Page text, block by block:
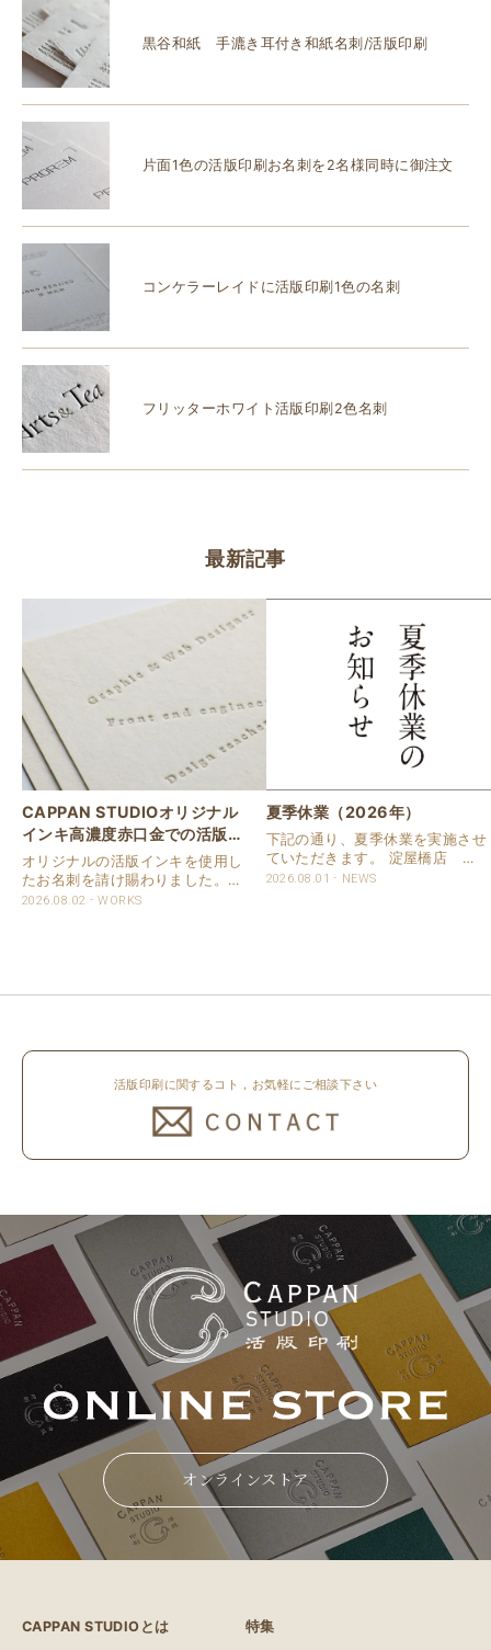
黒谷和紙 手漉き耳付き和紙名刺/活版印刷
片面1色の活版印刷お名刺を2名様同時に御注文
コンケラーレイドに活版印刷1色の名刺
フリッターホワイト活版印刷2色名刺
最新記事
CAPPAN STUDIOオリジナル
インキ高濃度赤口金での活版名
刺
オリジナルの活版インキを使用し
たお名刺を請け賜わりました。
用紙は新バフン紙Nのきぬを使用
2026.08.02 WORKS
夏季休業（2026年）
下記の通り、夏季休業を実施させ
ていただきます。 淀屋橋店 通
常営業いたします。 奈良店 8月
2026.08.01 NEWS
活版印刷に関するコト，お気軽にご相談下さい
オンラインストア
CAPPAN STUDIOとは 特集